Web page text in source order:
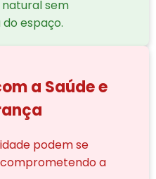
sem
espaço.
a Saúde e
podem se
a